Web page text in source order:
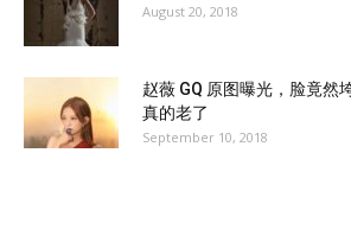
August 20, 2018
赵薇 GQ 原图曝光，脸竟然
真的老了
September 10, 2018